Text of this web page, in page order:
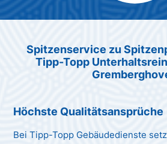
Max
Spitzenservice zu
Tipp-Topp Unt
Höchste Qualitätsansprüche
Bei Tipp-Topp Gebäudedienste